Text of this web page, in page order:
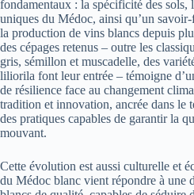
fondamentaux : la spécificité des sols,
uniques du Médoc, ainsi qu’un
la production de vins blancs depuis
des cépages retenus – outre les
gris, sémillon et muscadelle, des
liliorila font leur entrée – témoigne
de résilience face au changement
tradition et innovation, ancrée dans le
des pratiques capables de garantir la
mouvant.
Cette évolution est aussi culturelle et
du Médoc blanc vient répondre à une